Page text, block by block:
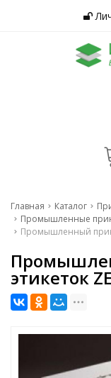
Главная Каталог
Промышленные
Промышленный
этикеток